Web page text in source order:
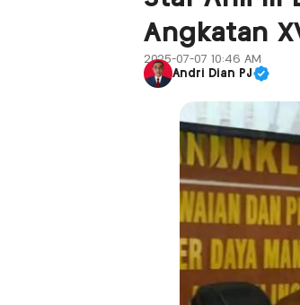
Angkatan
2025-07-07 10:46 AM
Andri Dian PJ